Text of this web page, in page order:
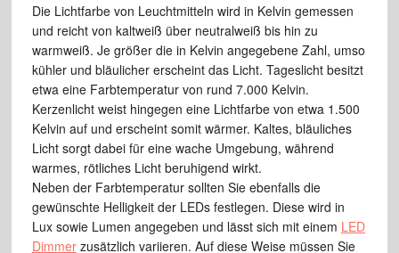
Die Lichtfarbe von Leuchtmitteln wird in Kelvin gemessen
und reicht von kaltweiß über neutralweiß bis hin zu
warmweiß. Je größer die in Kelvin angegebene Zahl, umso
kühler und bläulicher erscheint das Licht. Tageslicht besitzt
etwa eine Farbtemperatur von rund 7.000 Kelvin.
Kerzenlicht weist hingegen eine Lichtfarbe von etwa 1.500
Kelvin auf und erscheint somit wärmer. Kaltes, bläuliches
Licht sorgt dabei für eine wache Umgebung, während
warmes, rötliches Licht beruhigend wirkt.
Neben der Farbtemperatur sollten Sie ebenfalls die
gewünschte Helligkeit der LEDs festlegen. Diese wird in
Lux sowie Lumen angegeben und lässt sich mit einem LED
Dimmerzusätzlich variieren. Auf diese Weise müssen Sie